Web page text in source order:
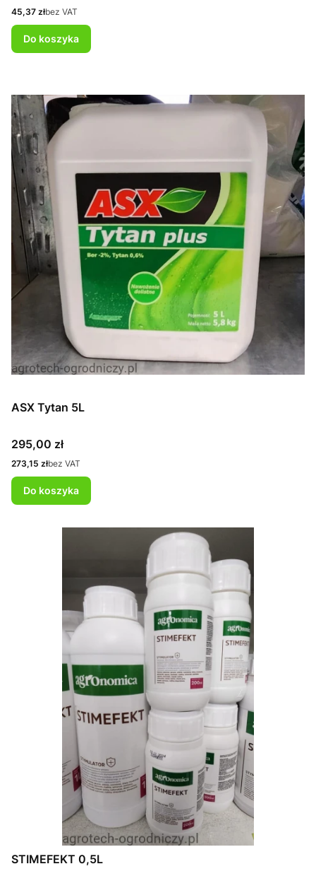
Cena
45,37 złbez VAT
Do koszyka
ASX Tytan 5L
Cena
295,00 zł
Cena
273,15 złbez VAT
Do koszyka
STIMEFEKT 0,5L